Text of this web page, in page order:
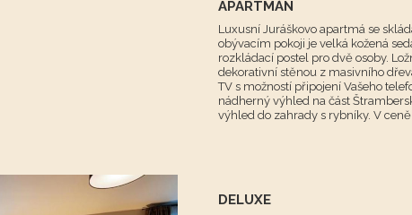
APARTMÁN
Luxusní Juráškovo apartmá se
obývacím pokoji je velká kožená
rozkládací postel pro dvě osoby.
dekorativní stěnou z masivního
TV s možností připojení Vašeho
nádherný výhled na část
výhled do zahrady s rybníky. V
DELUXE